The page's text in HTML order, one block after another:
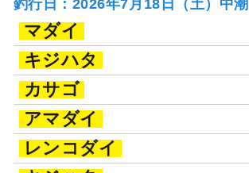
釣行日：2026年7月18日（土）中潮
マダイ
キジハタ
カサゴ
アマダイ
レンコダイ